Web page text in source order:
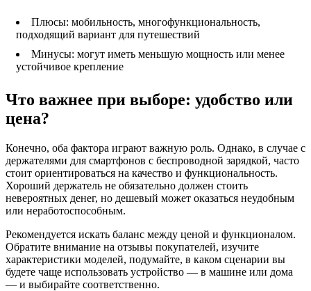
Плюсы: мобильность, многофункциональность,
подходящий вариант для путешествий
Минусы: могут иметь меньшую мощность или менее
устойчивое крепление
Что важнее при выборе: удобство или
цена?
Конечно, оба фактора играют важную роль. Однако, в случае с
держателями для смартфонов с беспроводной зарядкой, часто
стоит ориентироваться на качество и функциональность.
Хороший держатель не обязательно должен стоить
невероятных денег, но дешевый может оказаться неудобным
или неработоспособным.
Рекомендуется искать баланс между ценой и функционалом.
Обратите внимание на отзывы покупателей, изучите
характеристики моделей, подумайте, в каком сценарии вы
будете чаще использовать устройство — в машине или дома
— и выбирайте соответственно.